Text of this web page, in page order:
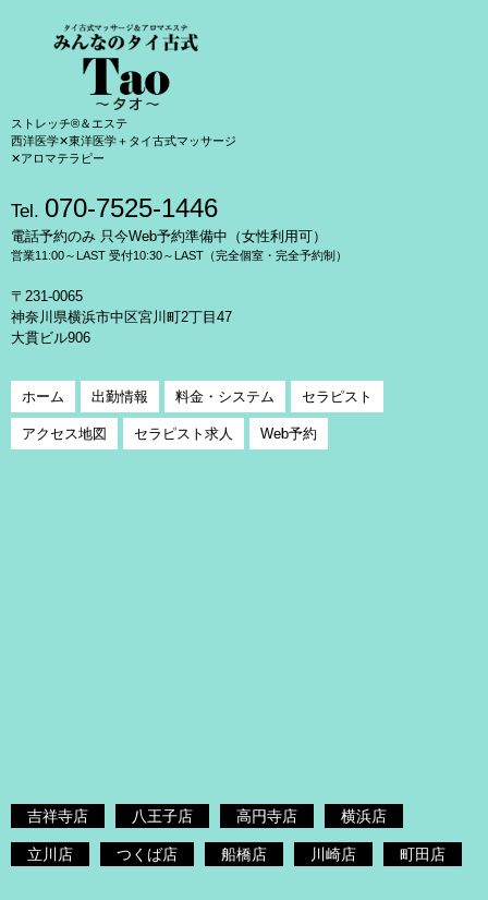
ストレッチ®＆エステ
西洋医学✕東洋医学＋タイ古式マッサージ
✕アロマテラピー
Tel. 070-7525-1446
電話予約のみ 只今Web予約準備中（女性利用可）
営業11:00～LAST 受付10:30～LAST（完全個室・完全予約制）
〒231-0065
神奈川県横浜市中区宮川町2丁目47
大貫ビル906
ホーム 出勤情報 料金・システム セラピスト
アクセス地図 セラピスト求人 Web予約
吉祥寺店 八王子店 高円寺店 横浜店
立川店 つくば店 船橋店 川崎店 町田店